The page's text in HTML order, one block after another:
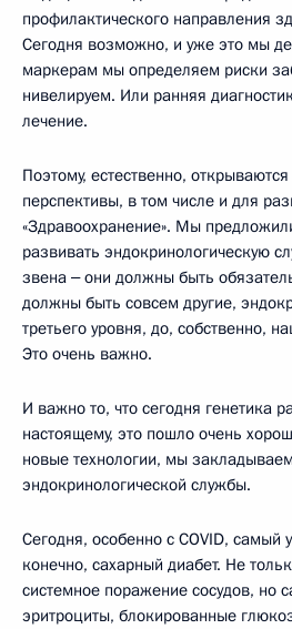
профилактического направления
Сегодня возможно, и уже это мы
маркерам мы определяем риски
нивелируем. Или ранняя
лечение.
Поэтому, естественно,
перспективы, в том числе и для
«Здравоохранение». Мы
развивать эндокринологическую
звена ‒ они должны быть
должны быть совсем другие,
третьего уровня, до, собственно,
Это очень важно.
И важно то, что сегодня генетика
настоящему, это пошло очень
новые технологии, мы
эндокринологической службы.
Сегодня, особенно с COVID, самый
конечно, сахарный диабет. Не
системное поражение сосудов, но
эритроциты, блокированные